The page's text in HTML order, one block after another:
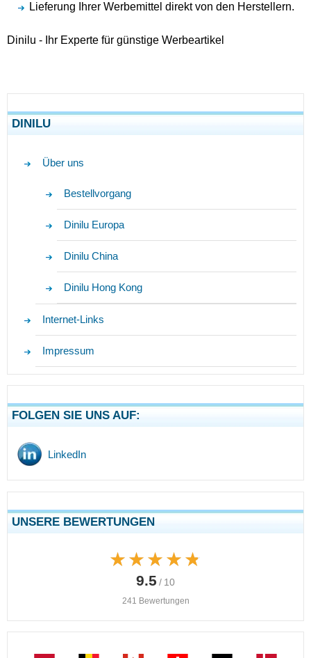
Lieferung Ihrer Werbemittel direkt von den Herstellern.
Dinilu - Ihr Experte für günstige Werbeartikel
DINILU
Über uns
Bestellvorgang
Dinilu Europa
Dinilu China
Dinilu Hong Kong
Internet-Links
Impressum
FOLGEN SIE UNS AUF:
LinkedIn
UNSERE BEWERTUNGEN
★★★★★
★★★★★
9.5 / 10
241 Bewertungen